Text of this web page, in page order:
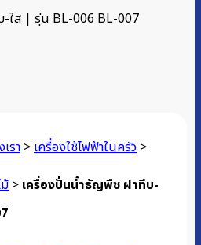
รา >เครื่องใช้ไฟฟ้าในครัว >
> เครื่องปั่นน้ำธัญพืช ฝาทึบ-